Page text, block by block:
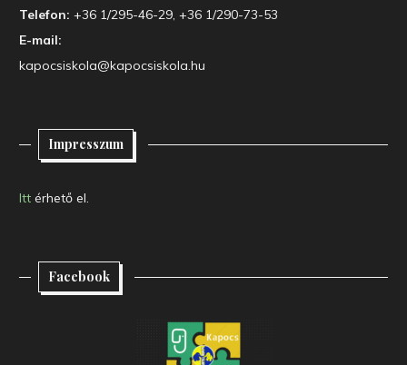
Telefon: +36 1/295-46-29, +36 1/290-73-53
E-mail:
kapocsiskola@kapocsiskola.hu
Impresszum
Itt érhető el.
Facebook